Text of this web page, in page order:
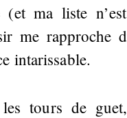
ma liste
me rapproche
intarissable.
tours de